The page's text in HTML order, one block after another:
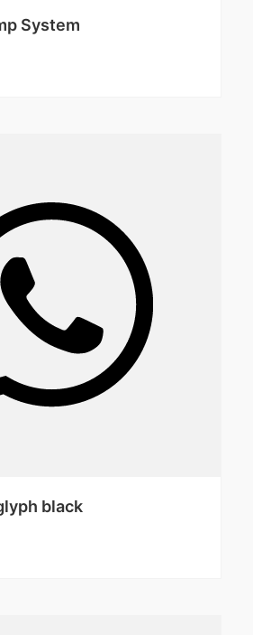
System
black